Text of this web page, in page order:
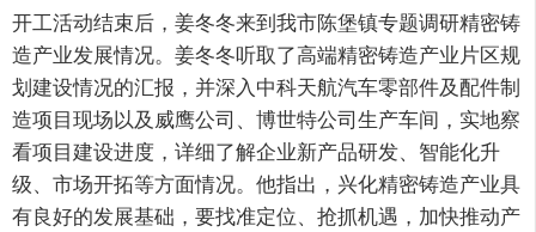
开工活动结束后，姜冬冬来到我市陈堡镇专题调研精密铸
造产业发展情况。姜冬冬听取了高端精密铸造产业片区规
划建设情况的汇报，并深入中科天航汽车零部件及配件制
造项目现场以及威鹰公司、博世特公司生产车间，实地察
看项目建设进度，详细了解企业新产品研发、智能化升
级、市场开拓等方面情况。他指出，兴化精密铸造产业具
有良好的发展基础，要找准定位、抢抓机遇，加快推动产